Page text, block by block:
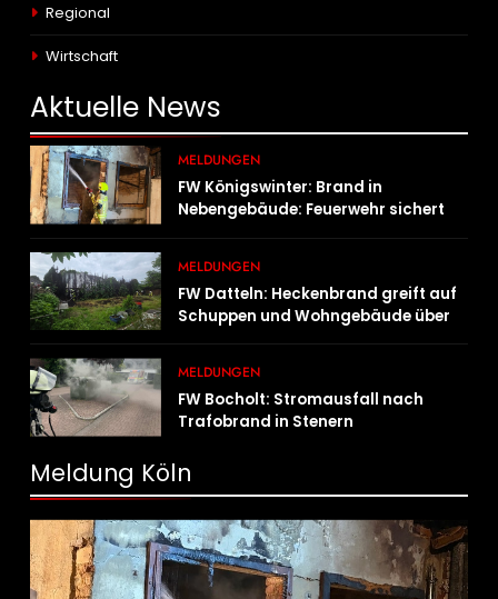
Regional
Wirtschaft
Aktuelle News
MELDUNGEN
FW Königswinter: Brand in
Nebengebäude: Feuerwehr sichert
MELDUNGEN
FW Datteln: Heckenbrand greift auf
Schuppen und Wohngebäude über
MELDUNGEN
FW Bocholt: Stromausfall nach
Trafobrand in Stenern
Meldung Köln